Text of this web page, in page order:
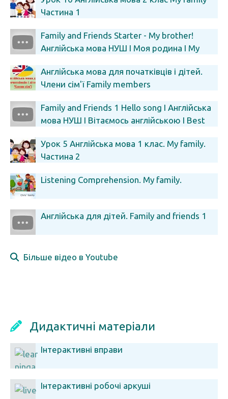
Частина 1
Family and Friends Starter - My brother!
Англійська мова НУШ I Моя родина I My
Англійська мова для початківців і дітей.
Члени сім'ї Family members
Family and Friends 1 Hello song І Англійська
мова НУШ I Вітаємось англійською I Best
Урок 5 Англійська мова 1 клас. My family.
Частина 2
Listening Comprehension. My family.
Англійська для дітей. Family and friends 1
Більше відео в Youtube
Дидактичні матеріали
Інтерактивні вправи
Інтерактивні робочі аркуші